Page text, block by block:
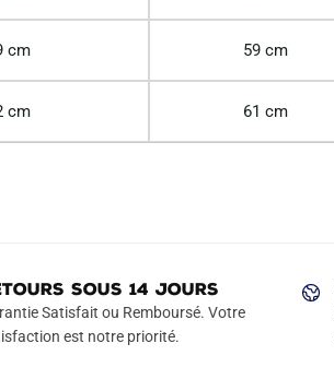
cm 59 cm
cm 61 cm
SOUS 14 JOURS
Satisfait ou Remboursé. Votre
est notre priorité.